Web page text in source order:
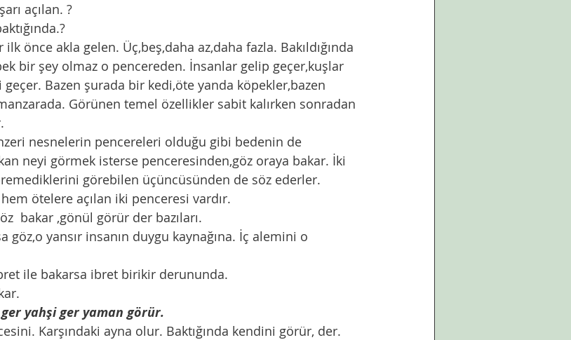
açılan. ?
bir şey olmaz o pencereden. İnsanlar gelip geçer,kuşlar
Bazen şurada bir kedi,öte yanda köpekler,bazen
Görünen temel özellikler sabit kalırken sonradan
neyi görmek isterse penceresinden,göz oraya bakar. İki
görebilen üçüncüsünden de söz ederler.
ötelere açılan iki penceresi vardır.
bakar ,gönül görür der bazıları.
ile bakarsa ibret birikir derununda.
yahşi ger yaman görür.
Karşındaki ayna olur. Baktığında kendini görür, der.